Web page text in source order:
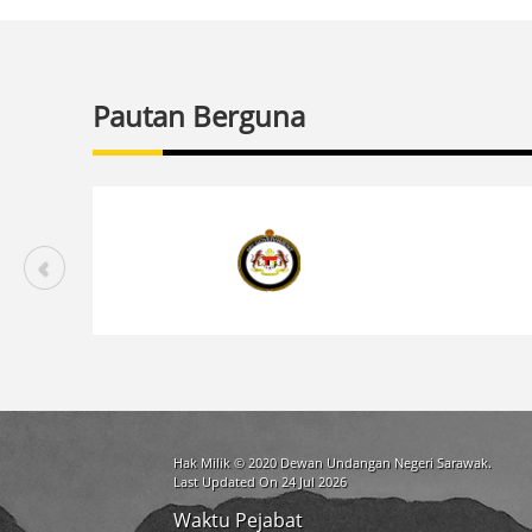
Pautan Berguna
Hak Milik © 2020 Dewan Undangan Negeri Sarawak.
Last Updated On 24 Jul 2026
Waktu Pejabat